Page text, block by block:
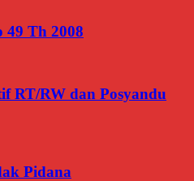
49 Th 2008
RT/RW dan Posyandu
Pidana